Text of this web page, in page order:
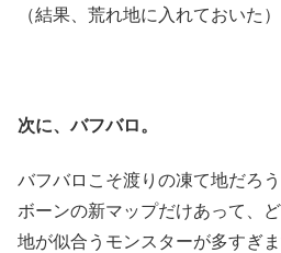
（結果、荒れ地に入れておいた）
次に、バフバロ。
バフバロこそ渡りの凍て地だろ
ボーンの新マップだけあって、
地が似合うモンスターが多すぎま